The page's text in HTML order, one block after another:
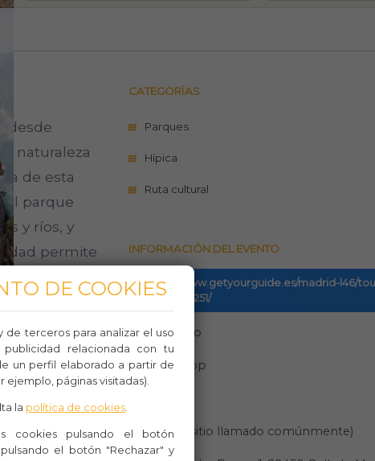
desde
naturaleza
de esta
El parque
y ríos, y
permite
la
CATEGORÍAS
Parques
Hípica
Ruta cultural
INFORMACIÓN DEL EVENTO
https://www.getyourguide.es/madrid-l46/
madrid-t1251/
Teléfono
Whasapp
Lugar (sitio llamado comúnmente)
DE COOKIES
de terceros para analizar el uso
relacionada con tu
un perfil elaborado a partir de
páginas visitadas).
la política de cookies
cookies pulsando el botón
el botón "Rechazar" y